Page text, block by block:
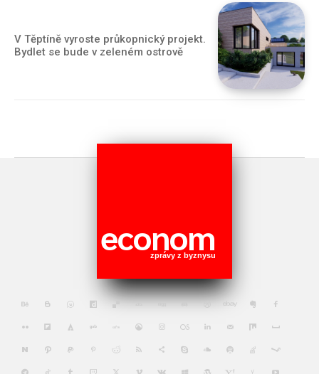
V Těptíně vyroste průkopnický projekt.
Bydlet se bude v zeleném ostrově
econom
zprávy z byznysu